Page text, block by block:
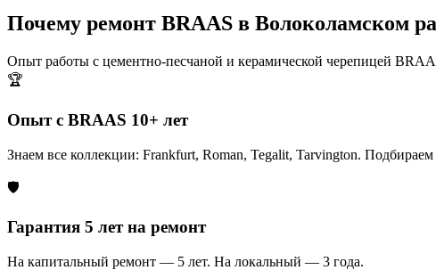
Почему ремонт BRAAS в Волоколамском
Опыт работы с цементно-песчаной и керамической черепицей
🏆
Опыт с BRAAS 10+ лет
Знаем все коллекции: Frankfurt, Roman, Tegalit, Tarvington. Подбираем
🛡️
Гарантия 5 лет на ремонт
На капитальный ремонт — 5 лет. На локальный — 3 года.